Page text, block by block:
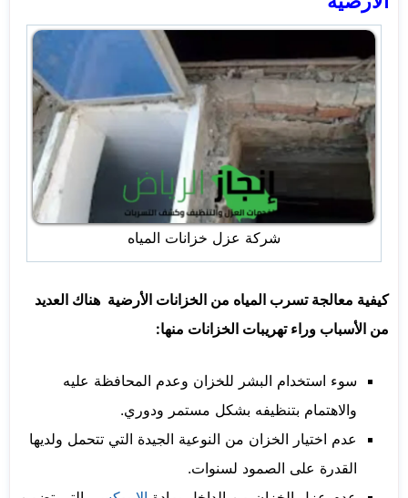
شركة عزل خزانات المياه
كيفية معالجة تسرب المياه من الخزانات الأرضية هناك العديد
من الأسباب وراء تهريبات الخزانات منها:
سوء استخدام البشر للخزان وعدم المحافظة عليه
والاهتمام بتنظيفه بشكل مستمر ودوري.
عدم اختيار الخزان من النوعية الجيدة التي تتحمل ولديها
القدرة على الصمود لسنوات.